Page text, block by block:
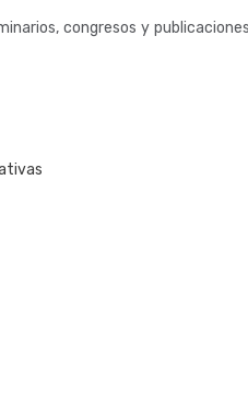
congresos y